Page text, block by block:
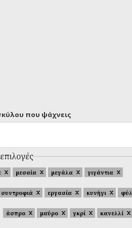
που ψάχνεις
μεσαία μεγάλα γιγάντια
συντροφιά εργασία κυνήγι
άσπρο μαύρο γκρί κανελλί